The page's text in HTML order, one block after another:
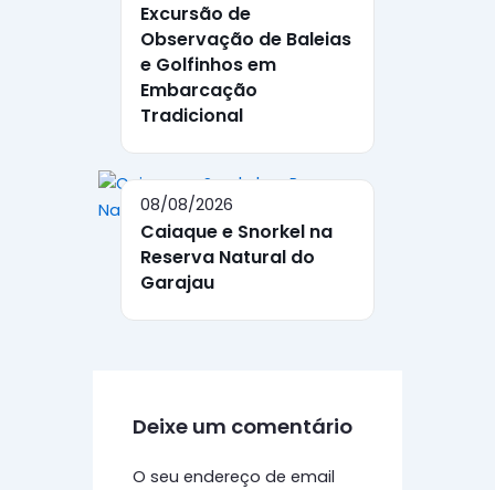
Excursão de
Observação de Baleias
e Golfinhos em
Embarcação
Tradicional
08/08/2026
Caiaque e Snorkel na
Reserva Natural do
Garajau
Deixe um comentário
O seu endereço de email